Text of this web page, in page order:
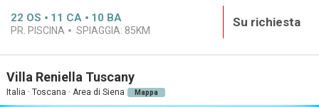
22 OS 11 CA 10 BA
PR. PISCINA SPIAGGIA: 85KM
Su richiesta
Villa Reniella Tuscany
Italia · Toscana · Area di Siena Mappa